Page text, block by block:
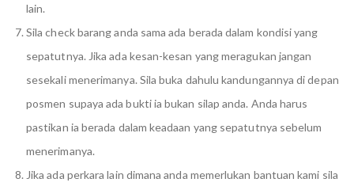
lain.
Sila check barang anda sama ada berada dalam kondisi yang
sepatutnya. Jika ada kesan-kesan yang meragukan jangan
sesekali menerimanya. Sila buka dahulu kandungannya di depan
posmen supaya ada bukti ia bukan silap anda. Anda harus
pastikan ia berada dalam keadaan yang sepatutnya sebelum
menerimanya.
Jika ada perkara lain dimana anda memerlukan bantuan kami sila